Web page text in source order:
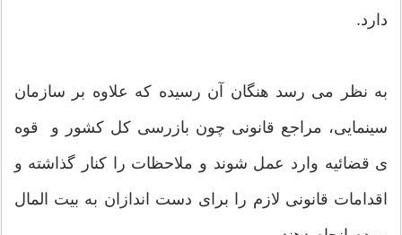
دارد.
به نظر می رسد هنگان آن رسیده که علاوه بر سازمان
سینمایی، مراجع قانونی چون بازرسی کل کشور و قوه
ی قضائیه وارد عمل شوند و ملاحظات را کنار گذاشته و
اقدامات قانونی لازم را برای دست اندازان به بیت المال